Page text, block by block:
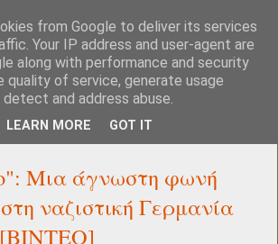
Μια άγνωστη φωνή
ναζιστική Γερμανία
from Google to deliver its services
Your IP address and user-agent are
along with performance and security
quality of service, generate usage
and address abuse.
LEARN MORE GOT IT